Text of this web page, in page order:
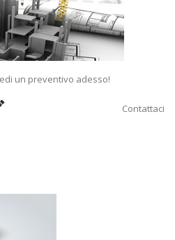
un preventivo adesso!
Contattaci